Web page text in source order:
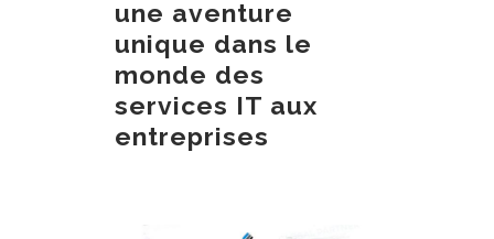
une aventure
unique dans le
monde des
services IT aux
entreprises